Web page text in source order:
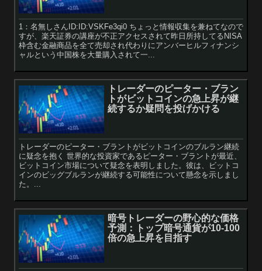
1：名無しさんID:ID:VSKFe3qi0 ちょっと情報収集を兼ねてなので
すが、楽天証券の講座が不正アクセスされて昨日所持してるNISA
枠含む金融商品を全て売却され代わりにアンバーヒルフィナンシ
ャルという中国株を大量購入されて一...
トレーダーのピーター・ブラン
トがビットコインの急上昇が継
続するか疑問を投げかける
トレーダーのピーター・ブラントがビットコインのブルラン継続
に疑念を抱く 世界的な投資家であるピーター・ブラントが最近、
ビットコイン市場について疑念を表明しました。彼は、ビットコ
インのビッグブルランが継続する可能性について懸念を示しまし
た。...
暗号トレーダーの野心的な価格
予測：トップ暗号通貨が10-100
倍の急上昇を目指す